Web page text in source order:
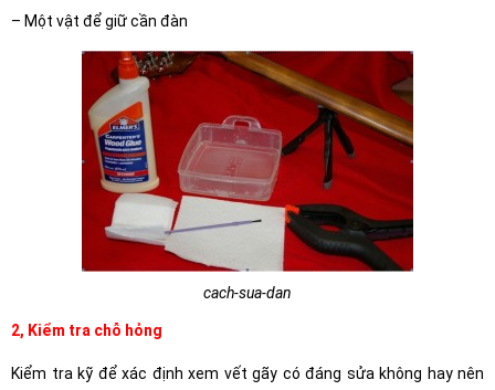
– Một vật để giữ cần đàn
cach-sua-dan
2, Kiểm tra chỗ hỏng
Kiểm tra kỹ để xác định xem vết gãy có đáng sửa không hay nên